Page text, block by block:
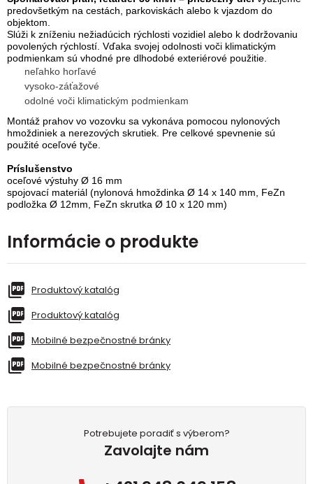
predovšetkým na cestách, parkoviskách alebo k vjazdom do
objektom.
Slúži k zníženiu nežiadúcich rýchlosti vozidiel alebo k dodržovaniu
povolených rýchlostí. Vďaka svojej odolnosti voči klimatickým
podmienkam sú vhodné pre dlhodobé exteriérové použitie.
neľahko horľavé
vysoko-záťažové
odolné voči klimatickým podmienkam
Montáž prahov vo vozovku sa vykonáva pomocou nylonových
hmoždiniek a nerezových skrutiek. Pre celkové spevnenie sú
použité oceľové tyče.
Príslušenstvo
oceľové výstuhy Ø 16 mm
spojovací materiál (nylonová hmoždinka Ø 14 x 140 mm, FeZn
podložka Ø 12mm, FeZn skrutka Ø 10 x 120 mm)
Informácie o produkte
Produktový katalóg
Produktový katalóg
Mobilné bezpečnostné bránky
Mobilné bezpečnostné bránky
Potrebujete poradiť s výberom?
Zavolajte nám